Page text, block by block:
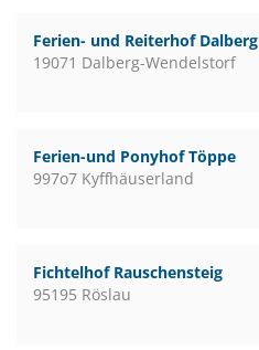
Ferien- und Reiterhof Dalberg
19071 Dalberg-Wendelstorf
Ferien-und Ponyhof Töppe
997o7 Kyffhäuserland
Fichtelhof Rauschensteig
95195 Röslau